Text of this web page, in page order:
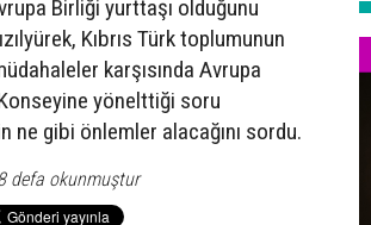
Birliği yurttaşı olduğunu
Kıbrıs Türk toplumunun
karşısında Avrupa
yönelttiği soru
ne gibi önlemler alacağını sordu.
defa okunmuştur